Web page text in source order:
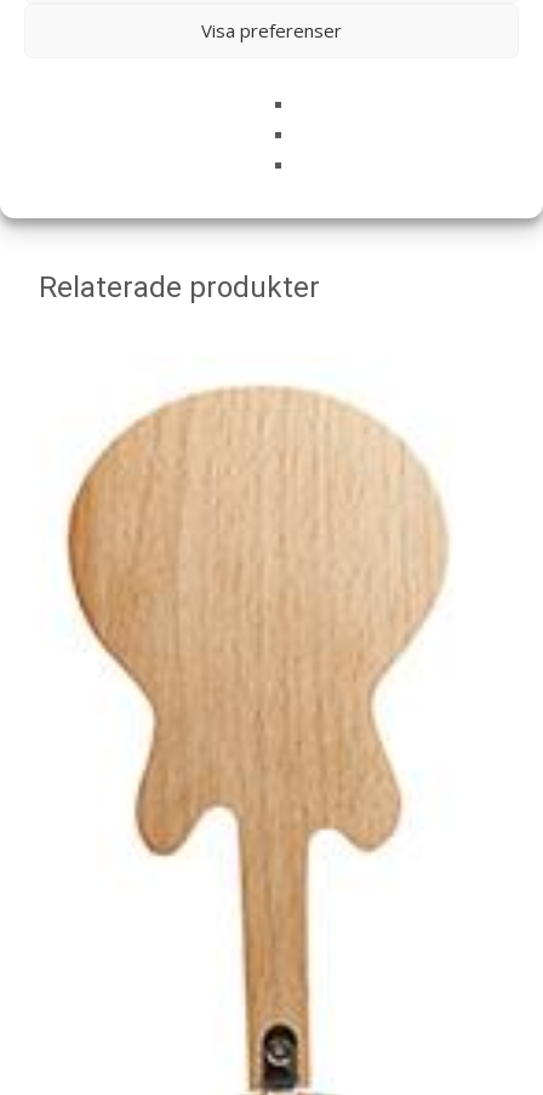
Visa preferenser
Relaterade produkter